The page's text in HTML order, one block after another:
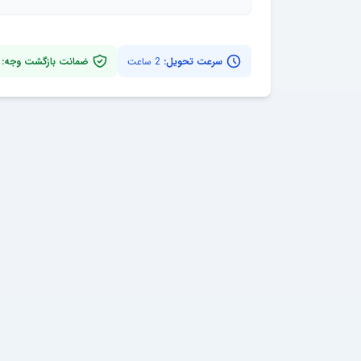
سرعت تحویل: 2 ساعت ضمانت بازگشت وجه: